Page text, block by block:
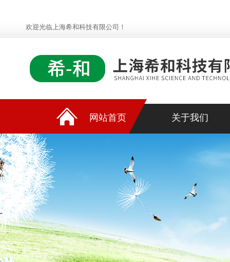
欢迎光临上海希和科技有限公司！
网站首页 关于我们